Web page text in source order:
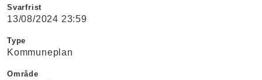
Svarfrist
13/08/2024 23:59
Type
Kommuneplan
Område